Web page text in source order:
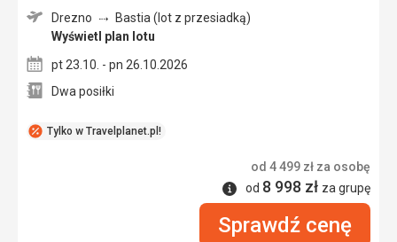
Tylko w Travelplanet.pl!
Drezno
Bastia (lot z przesiadką)
Wyświetl plan lotu
pt 23.10. - pn 26.10.2026
Dwa posiłki
od 4 499 zł za osobę
Informacje
od 8 998 zł za grupę
Sprawdź cenę